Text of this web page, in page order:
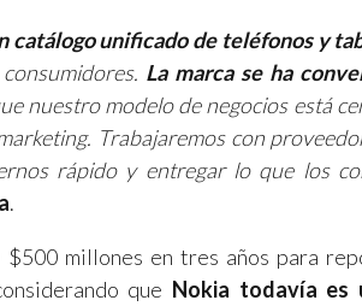
catálogo unificado de teléfonos y
La marca se ha
nuestro modelo de negocios está
Trabajaremos con
rápido y entregar lo que los
.
millones en tres años para
que Nokia todavía es